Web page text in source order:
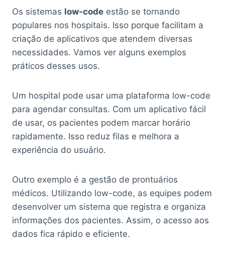
Os sistemas low-code estão se tornando
populares nos hospitais. Isso porque facilitam a
criação de aplicativos que atendem diversas
necessidades. Vamos ver alguns exemplos
práticos desses usos.
Um hospital pode usar uma plataforma low-code
para agendar consultas. Com um aplicativo fácil
de usar, os pacientes podem marcar horário
rapidamente. Isso reduz filas e melhora a
experiência do usuário.
Outro exemplo é a gestão de prontuários
médicos. Utilizando low-code, as equipes podem
desenvolver um sistema que registra e organiza
informações dos pacientes. Assim, o acesso aos
dados fica rápido e eficiente.